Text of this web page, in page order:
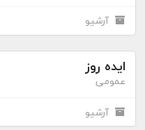
آرشیو
ایده روز
عمومی
آرشیو